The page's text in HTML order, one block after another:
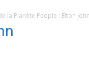
la Planète People : Elton